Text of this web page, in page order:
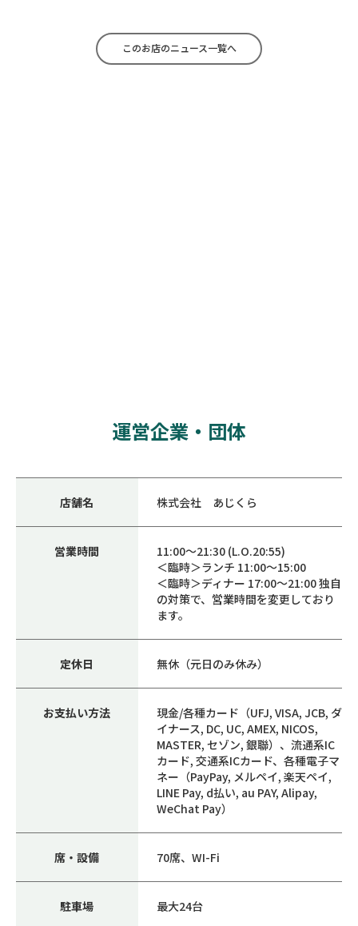
このお店のニュース一覧へ
運営企業・団体
店舗名 株式会社 あじくら
営業時間
11:00～21:30 (L.O.20:55)
＜臨時＞ランチ 11:00～15:00
＜臨時＞ディナー 17:00～21:00 独自
の対策で、営業時間を変更しており
ます。
定休日 無休（元日のみ休み）
お支払い方法
現金/各種カード（UFJ, VISA, JCB, ダ
イナース, DC, UC, AMEX, NICOS,
MASTER, セゾン, 銀聯）、流通系IC
カード, 交通系ICカード、各種電子マ
ネー（PayPay, メルペイ, 楽天ペイ,
LINE Pay, d払い, au PAY, Alipay,
WeChat Pay）
席・設備 70席、WI-Fi
駐車場 最大24台